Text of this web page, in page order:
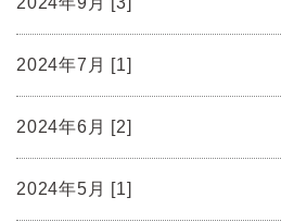
2024年7月 [1]
2024年6月 [2]
2024年5月 [1]